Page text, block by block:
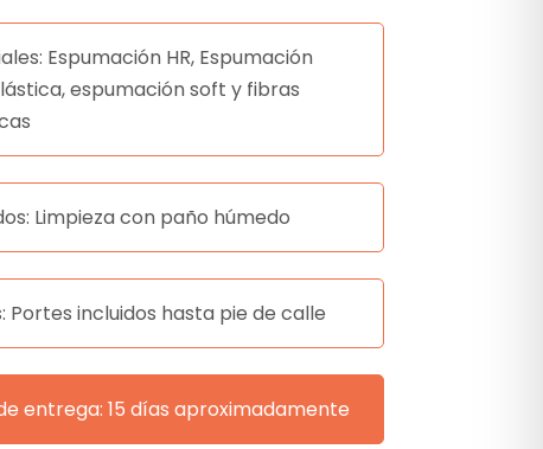
Espumación HR, Espumación
espumación soft y fibras
Limpieza con paño húmedo
Portes incluidos hasta pie de calle
entrega: 15 días aproximadamente